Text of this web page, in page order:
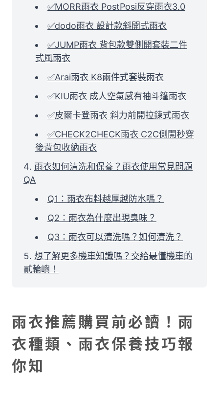
✅MORR雨衣 PostPosi反穿雨衣3.0
✅dodo雨衣 設計款斜開式雨衣
✅JUMP雨衣 背包款雙側開套裝二件
式風雨衣
✅Arai雨衣 K8兩件式套裝雨衣
✅KIU雨衣 成人空氣感有袖斗篷雨衣
✅皮爾卡登雨衣 斜力前開拉鍊式雨衣
✅CHECK2CHECK雨衣 C2C側開秒穿
後背包收納雨衣
雨衣如何清洗和保養？雨衣使用常見問題
QA
Q1：雨衣布料越厚越防水嗎？
Q2：雨衣為什麼出現臭味？
Q3：雨衣可以清洗嗎？如何清洗？
想了解更多機車知識嗎？交給最懂機車的
貳輪嶼！
雨衣推薦購買前必讀！雨
衣種類、雨衣保養技巧報
你知